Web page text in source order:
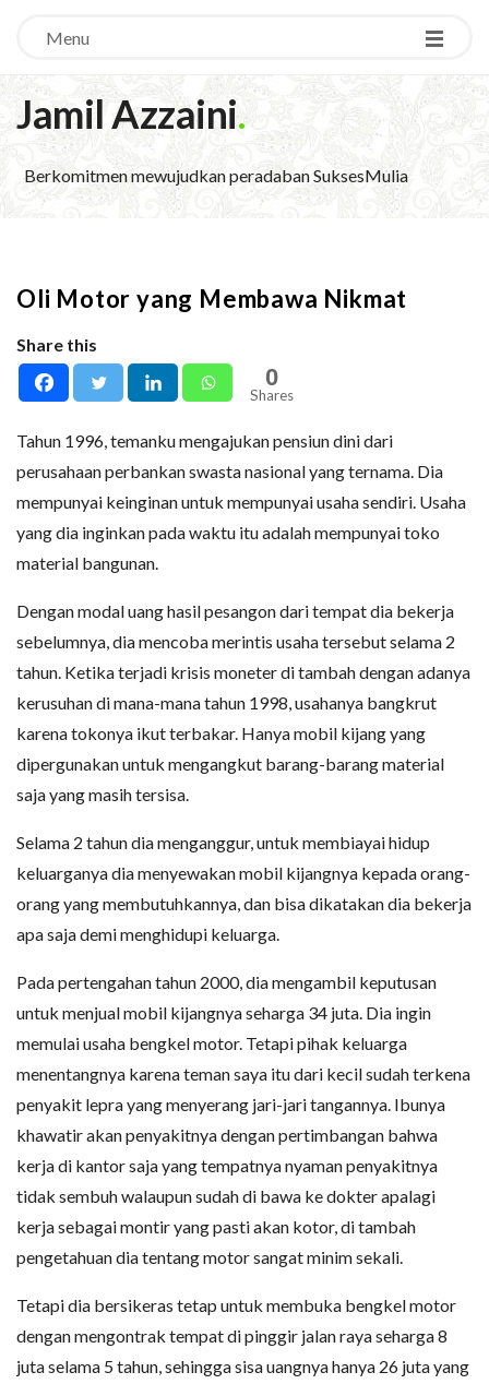
Menu
Jamil Azzaini.
Berkomitmen mewujudkan peradaban SuksesMulia
Oli Motor yang Membawa Nikmat
Share this
0
Shares
Tahun 1996, temanku mengajukan pensiun dini dari
perusahaan perbankan swasta nasional yang ternama. Dia
mempunyai keinginan untuk mempunyai usaha sendiri. Usaha
yang dia inginkan pada waktu itu adalah mempunyai toko
material bangunan.
Dengan modal uang hasil pesangon dari tempat dia bekerja
sebelumnya, dia mencoba merintis usaha tersebut selama 2
tahun. Ketika terjadi krisis moneter di tambah dengan adanya
kerusuhan di mana-mana tahun 1998, usahanya bangkrut
karena tokonya ikut terbakar. Hanya mobil kijang yang
dipergunakan untuk mengangkut barang-barang material
saja yang masih tersisa.
Selama 2 tahun dia menganggur, untuk membiayai hidup
keluarganya dia menyewakan mobil kijangnya kepada orang-
orang yang membutuhkannya, dan bisa dikatakan dia bekerja
apa saja demi menghidupi keluarga.
Pada pertengahan tahun 2000, dia mengambil keputusan
untuk menjual mobil kijangnya seharga 34 juta. Dia ingin
memulai usaha bengkel motor. Tetapi pihak keluarga
menentangnya karena teman saya itu dari kecil sudah terkena
penyakit lepra yang menyerang jari-jari tangannya. Ibunya
khawatir akan penyakitnya dengan pertimbangan bahwa
kerja di kantor saja yang tempatnya nyaman penyakitnya
tidak sembuh walaupun sudah di bawa ke dokter apalagi
kerja sebagai montir yang pasti akan kotor, di tambah
pengetahuan dia tentang motor sangat minim sekali.
Tetapi dia bersikeras tetap untuk membuka bengkel motor
dengan mengontrak tempat di pinggir jalan raya seharga 8
juta selama 5 tahun, sehingga sisa uangnya hanya 26 juta yang